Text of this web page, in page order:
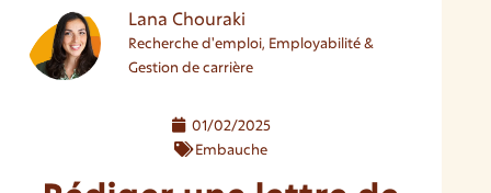
Lana Chouraki
Recherche d'emploi, Employabilité &
Gestion de carrière
01/02/2025
Embauche